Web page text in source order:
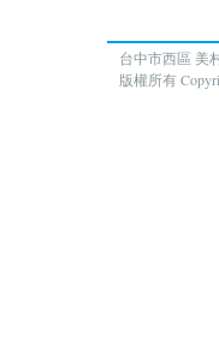
台中市西區 美
版權所有